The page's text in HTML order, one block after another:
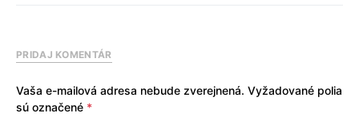
PRIDAJ KOMENTÁR
Vaša e-mailová adresa nebude zverejnená. Vyžadované polia
sú označené *